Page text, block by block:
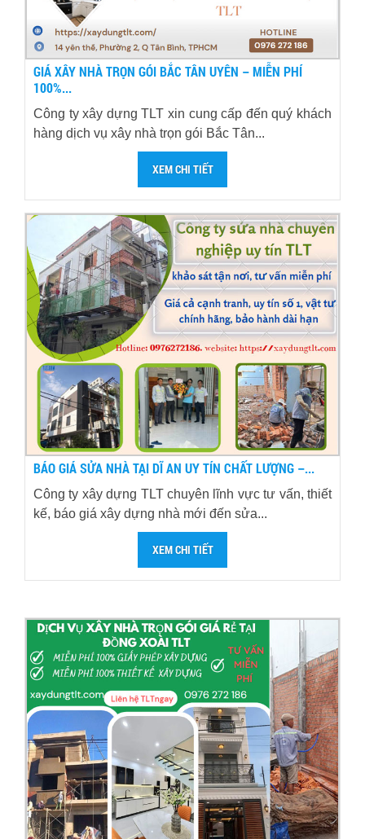
GIÁ XÂY NHÀ TRỌN GÓI BẮC TÂN UYÊN – MIỄN PHÍ
100%...
Công ty xây dựng TLT xin cung cấp đến quý khách
hàng dịch vụ xây nhà trọn gói Bắc Tân...
XEM CHI TIẾT
BÁO GIÁ SỬA NHÀ TẠI DĨ AN UY TÍN CHẤT LƯỢNG –...
Công ty xây dựng TLT chuyên lĩnh vực tư vấn, thiết
kế, báo giá xây dựng nhà mới đến sửa...
XEM CHI TIẾT